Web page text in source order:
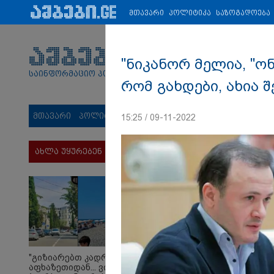
პარტნიორები: ახალი ამბები ეკონომიკა ვიდეო
საინფორმაციო პორტალი
მთავარი პოლიტიკა საზოგადოება
ახლა უყურებენ
"გიზიარებთ კადრებს
აფხაზეთიდან... ვიცი,
მთავარი პოლიტიკა საზოგადოება
"ნიკანორ მელია,
რომ გახდები, ახია
15:25 / 09-11-2022